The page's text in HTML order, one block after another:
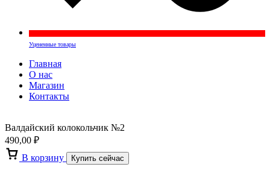
Уцененные товары
Главная
О нас
Магазин
Контакты
Валдайский колокольчик №2
490,00 ₽
В корзину
Купить сейчас